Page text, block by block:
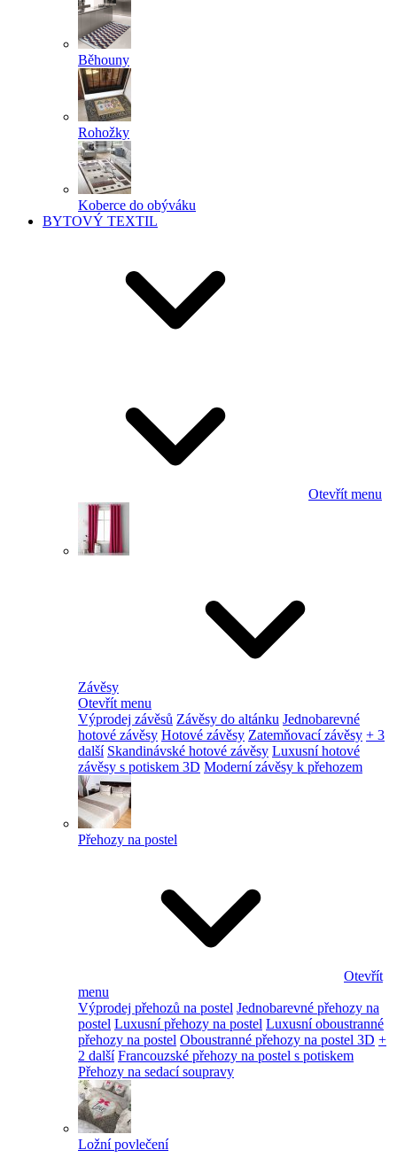
Běhouny
Rohožky
Koberce do obýváku
BYTOVÝ TEXTIL
Otevřít menu
Závěsy
Otevřít menu
Výprodej závěsů Závěsy do altánku Jednobarevné
hotové závěsy Hotové závěsy Zatemňovací závěsy + 3
další Skandinávské hotové závěsy Luxusní hotové
závěsy s potiskem 3D Moderní závěsy k přehozem
Přehozy na postel
Otevřít
menu
Výprodej přehozů na postel Jednobarevné přehozy na
postel Luxusní přehozy na postel Luxusní oboustranné
přehozy na postel Oboustranné přehozy na postel 3D +
2 další Francouzské přehozy na postel s potiskem
Přehozy na sedací soupravy
Ložní povlečení